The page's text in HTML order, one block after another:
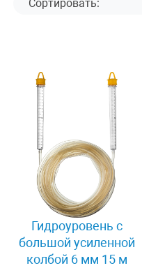
Гидроуровень с
большой усиленной
колбой 6 мм 15 м